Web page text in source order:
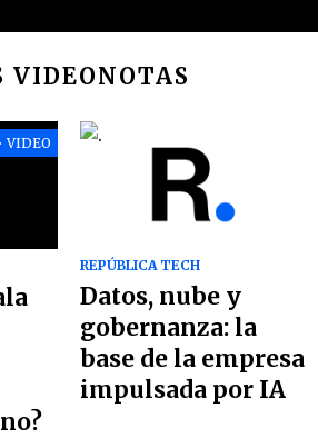
VIDEO
REPÚBLICA TECH
Datos, nube y
gobernanza: la
base de la empresa
impulsada por IA